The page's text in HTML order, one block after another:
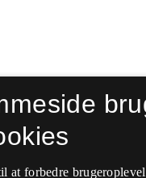
at forbedre